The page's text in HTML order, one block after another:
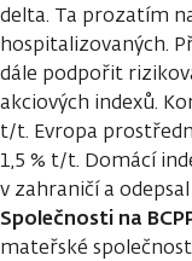
delta. Ta prozatím
hospitalizovaných.
dále podpořit
akciových indexů.
t/t. Evropa
1,5 % t/t. Domácí
v zahraničí a
Společnosti na
mateřské